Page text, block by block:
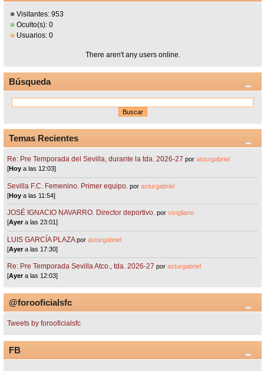
Visitantes: 953
Oculto(s): 0
Usuarios: 0
There aren't any users online.
Búsqueda
Temas Recientes
Re: Pre Temporada del Sevilla, durante la tda. 2026-27 porasturgabriel
[Hoy a las 12:03]
Sevilla F.C. Femenino. Primer equipo. porasturgabriel
[Hoy a las 11:54]
JOSÉ IGNACIO NAVARRO. Director deportivo. porsivigliano
[Ayera las 23:01]
LUIS GARCÍA PLAZA porasturgabriel
[Ayera las 17:30]
Re: Pre Temporada Sevilla Atco., tda. 2026-27 porasturgabriel
[Ayera las 12:03]
@forooficialsfc
Tweets by forooficialsfc
FB